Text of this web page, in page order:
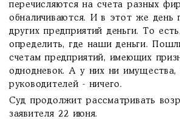
перечисляются на счета разных
обналичиваются. И в этот же день
других предприятий деньги. То
определить, где наши деньги.
счетам предприятий, имеющих
однодневок. А у них ни имущества,
руководителей - ничего.
Суд продолжит рассматривать
заявителя 22 июня.